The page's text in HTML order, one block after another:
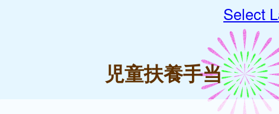
Select
児童扶養手当